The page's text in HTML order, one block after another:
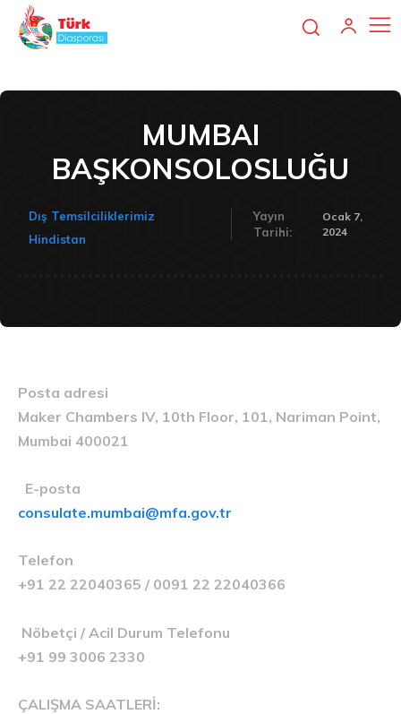
MUMBAI
BAŞKONSOLOSLUĞU
Dış Temsilciliklerimiz
Hindistan
Yayın
Tarihi:
Ocak 7,
2024
Posta adresi
Maker Chambers IV, 10th Floor, 101, Nariman Point,
Mumbai 400021
E-posta
consulate.mumbai@mfa.gov.tr
Telefon
+91 22 22040365 / 0091 22 22040366
Nöbetçi / Acil Durum Telefonu
+91 99 3006 2330
ÇALIŞMA SAATLERİ: